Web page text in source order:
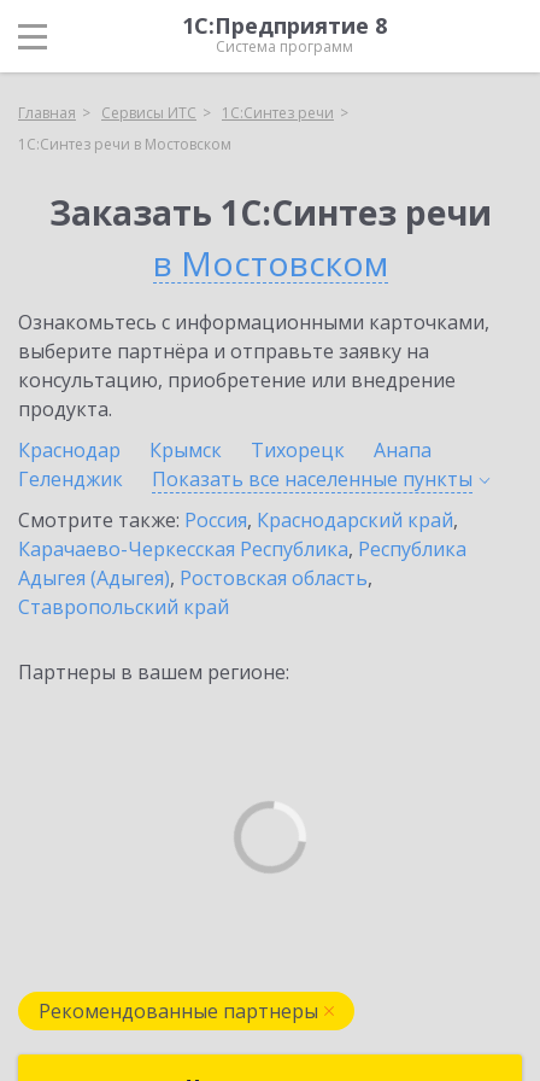
1С:Предприятие 8
Система программ
Главная Сервисы ИТС
1С:Синтез речи
1С:Синтез речи в Мостовском
Заказать 1С:Синтез речи
в Мостовском
Ознакомьтесь с информационными карточками,
выберите партнёра и отправьте заявку на
консультацию, приобретение или внедрение
продукта.
Краснодар
Крымск Тихорецк
Анапа
Геленджик
Показать все населенные пункты
Смотрите также: Россия, Краснодарский край,
Карачаево-Черкесская Республика, Республика
Адыгея (Адыгея), Ростовская область,
Ставропольский край
Партнеры в вашем регионе:
Рекомендованные партнеры